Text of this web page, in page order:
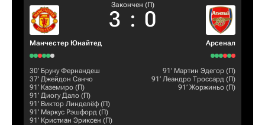
Манчестер Юнайтед
Закончен (П)
3 : 0
Арсенал
30‎’‎ Бруну Фернандеш
37‎’‎ Джейдон Санчо
91‎’‎ Каземиро (П)
91‎’‎ Диогу Дало (П)
91‎’‎ Виктор Линделёф (П)
91‎’‎ Маркус Рэшфорд (П)
91‎’‎ Кристиан Эриксен (П)
91‎’‎ Мартин Эдегор (П)
91‎’‎ Леандро Троссард (П)
91‎’‎ Жоржиньо (П)